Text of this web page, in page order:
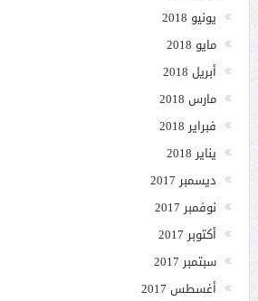
يونيو 2018
مايو 2018
أبريل 2018
مارس 2018
فبراير 2018
يناير 2018
ديسمبر 2017
نوفمبر 2017
أكتوبر 2017
سبتمبر 2017
أغسطس 2017